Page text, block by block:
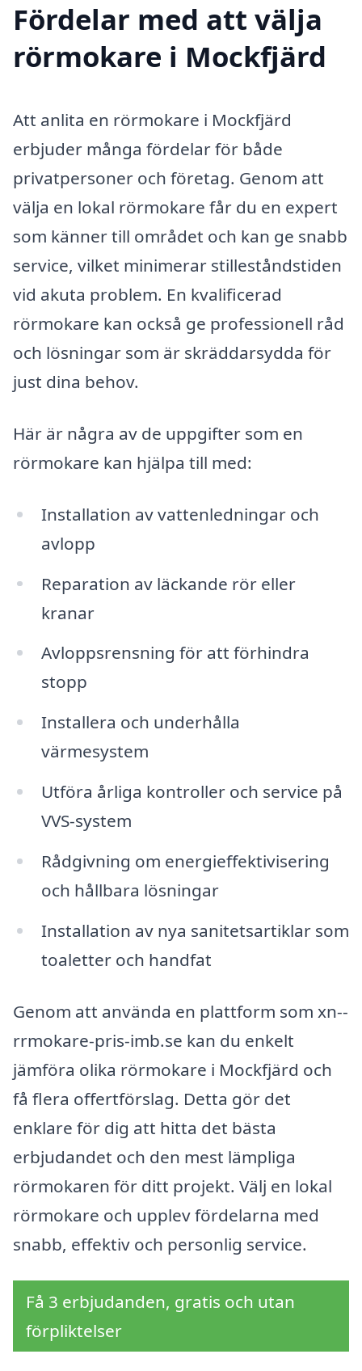
Fördelar med att välja
rörmokare i Mockfjärd
Att anlita en rörmokare i Mockfjärd
erbjuder många fördelar för både
privatpersoner och företag. Genom att
välja en lokal rörmokare får du en expert
som känner till området och kan ge snabb
service, vilket minimerar stilleståndstiden
vid akuta problem. En kvalificerad
rörmokare kan också ge professionell råd
och lösningar som är skräddarsydda för
just dina behov.
Här är några av de uppgifter som en
rörmokare kan hjälpa till med:
Installation av vattenledningar och
avlopp
Reparation av läckande rör eller
kranar
Avloppsrensning för att förhindra
stopp
Installera och underhålla
värmesystem
Utföra årliga kontroller och service på
VVS-system
Rådgivning om energieffektivisering
och hållbara lösningar
Installation av nya sanitetsartiklar som
toaletter och handfat
Genom att använda en plattform som xn--
rrmokare-pris-imb.se kan du enkelt
jämföra olika rörmokare i Mockfjärd och
få flera offertförslag. Detta gör det
enklare för dig att hitta det bästa
erbjudandet och den mest lämpliga
rörmokaren för ditt projekt. Välj en lokal
rörmokare och upplev fördelarna med
snabb, effektiv och personlig service.
Få 3 erbjudanden, gratis och utan
förpliktelser